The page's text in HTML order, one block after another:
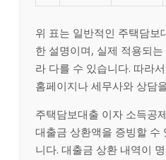
위 표는 일반적인 주택담보
한 설명이며, 실제 적용되
라 다를 수 있습니다. 따라
홈페이지나 세무사와 상담
주택담보대출 이자 소득공
대출금 상환액을 증빙할 수
니다. 대출금 상환 내역이